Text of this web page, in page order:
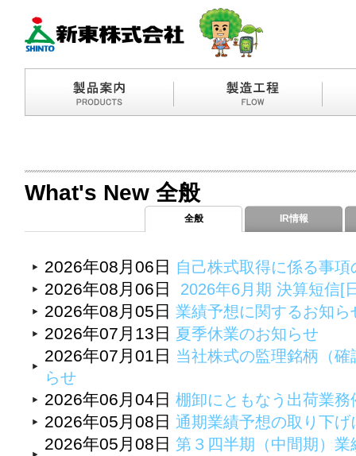
What's New 全般
全般 IR情報
2026年08月06日 自己株式取得に係る事
2026年08月06日 2026年6月期 決算短信[
2026年08月05日 業績予想に関するお知ら
2026年07月13日 夏季休業のお知らせ
2026年07月01日 当社株式の監理銘柄（
らせ
2026年06月04日 棚卸にともなう出荷業務
2026年05月08日 通期業績予想の取り下
2026年05月08日 第３四半期（中間期）